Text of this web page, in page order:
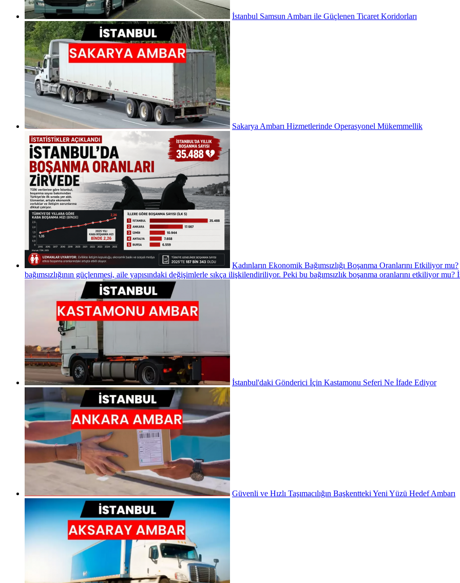
İstanbul Samsun Ambarı ile Güçlenen Ticaret Koridorları
Sakarya Ambarı Hizmetlerinde Operasyonel Mükemmellik
Kadınların Ekonomik Bağımsızlığı Boşanma Oranlarını Etkiliyor mu?
bağımsızlığının güçlenmesi, aile yapısındaki değişimlerle sıkça ilişkilendiriliyor. Peki bu bağımsızlık boşanma oranlarını etkiliyor
İstanbul'daki Gönderici İçin Kastamonu Seferi Ne İfade Ediyor
Güvenli ve Hızlı Taşımacılığın Başkentteki Yeni Yüzü Hedef Ambarı